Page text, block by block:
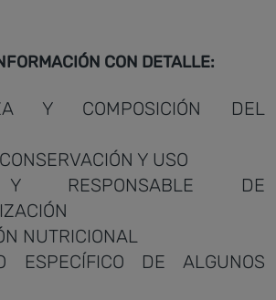
CON DETALLE:
Y COMPOSICIÓN DEL
Y USO
Y RESPONSABLE DE
NUTRICIONAL
ESPECÍFICO DE ALGUNOS